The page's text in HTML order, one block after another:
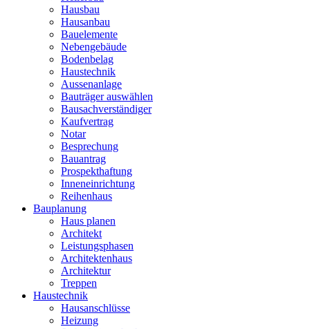
Hausbau
Hausanbau
Bauelemente
Nebengebäude
Bodenbelag
Haustechnik
Aussenanlage
Bauträger auswählen
Bausachverständiger
Kaufvertrag
Notar
Besprechung
Bauantrag
Prospekthaftung
Inneneinrichtung
Reihenhaus
Bauplanung
Haus planen
Architekt
Leistungsphasen
Architektenhaus
Architektur
Treppen
Haustechnik
Hausanschlüsse
Heizung